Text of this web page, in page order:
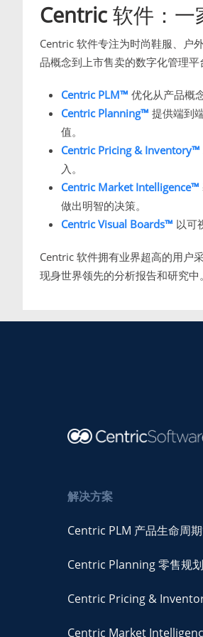
Centric 软件：一
Centric 软件专注为时尚鞋服、户
品概念到上市售卖的数字化管理
Centric PLM™ 优化从产品概
Centric Planning™ 提供端到
值。
Centric Pricing & Inventory™
入。
Centric Market Intelligence™
做出明智的决策。
Centric Visual Boards™ 以可
Centric 软件拥有业界超高的用户
现身世界领先的分析报告和研究中。
解决方案
Centric PLM 产品生命周
Centric Planning 零售规
Centric Pricing &
Centric Market